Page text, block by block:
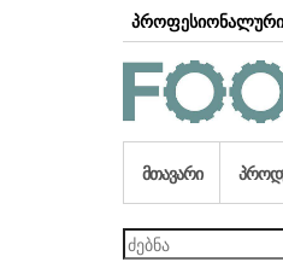
პროფესიონალური
ᲛᲗᲐᲕᲐᲠᲘ
ძებნა